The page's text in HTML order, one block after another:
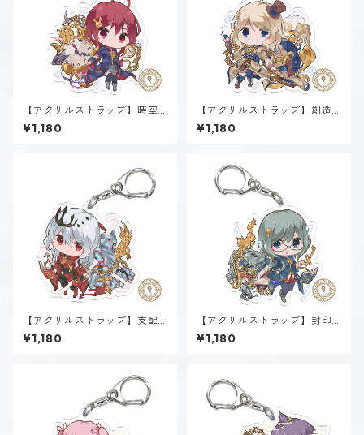
【アクリルストラップ】時空
間魔法α~Spatiotemporal~
¥1,180
【アクリルストラップ】創造
魔法α~Genesis~
¥1,180
【アクリルストラップ】支配
魔法α~Dominion~
¥1,180
【アクリルストラップ】封印
魔法α~Sealing~
¥1,180